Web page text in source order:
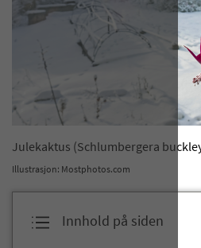
​Julekaktus (Schlumbergera
Illustrasjon: Mostphotos.com
Innhold på siden